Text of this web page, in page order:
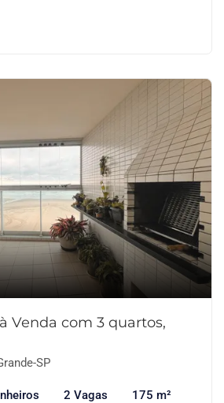
Venda com 3 quartos,
SP
2 Vagas 175 m²